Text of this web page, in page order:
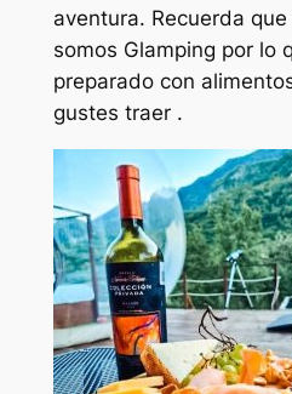
aventura. Recuerda
somos Glamping por lo
preparado con
gustes traer .